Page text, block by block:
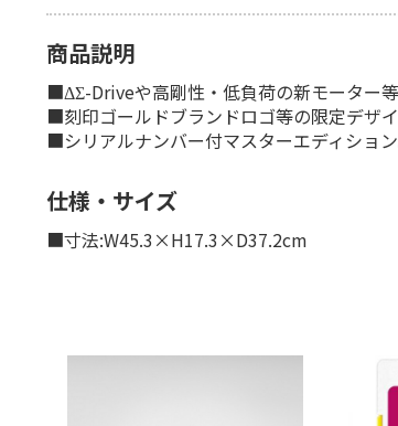
商品説明
■ΔΣ-Driveや高剛性・低負荷の新モーター
■刻印ゴールドブランドロゴ等の限定デザイ
■シリアルナンバー付マスターエディション
仕様・サイズ
■寸法:W45.3×H17.3×D37.2cm